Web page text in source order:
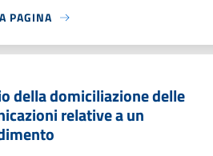
PAGINA
della domiciliazione delle
relative a un